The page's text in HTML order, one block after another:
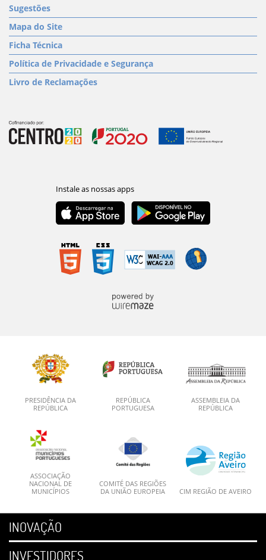
Sugestões
Mapa do Site
Ficha Técnica
Política de Privacidade e Segurança
Livro de Reclamações
PRESIDÊNCIA DA
REPÚBLICA
REPÚBLICA
PORTUGUESA
ASSEMBLEIA DA
REPÚBLICA
ASSOCIAÇÃO
NACIONAL DE
MUNICÍPIOS
COMITÉ DAS REGIÕES
DA UNIÃO EUROPEIA
CIM REGIÃO DE AVEIRO
INOVAÇÃO
INVESTIDORES